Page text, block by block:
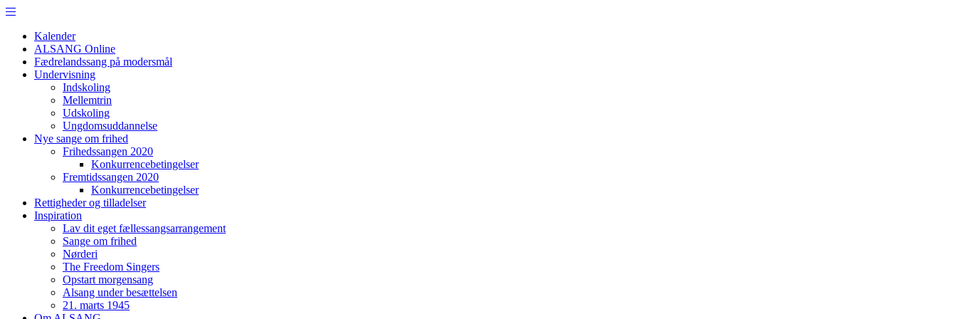
Kalender
ALSANG Online
Fædrelandssang på modersmål
Undervisning
Indskoling
Mellemtrin
Udskoling
Ungdomsuddannelse
Nye sange om frihed
Frihedssangen 2020
Konkurrencebetingelser
Fremtidssangen 2020
Konkurrencebetingelser
Rettigheder og tilladelser
Inspiration
Lav dit eget fællessangsarrangement
Sange om frihed
Nørderi
The Freedom Singers
Opstart morgensang
Alsang under besættelsen
21. marts 1945